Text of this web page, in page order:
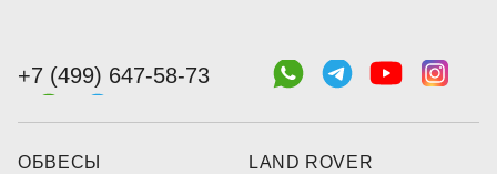
+7 (499) 647-58-73
ОБВЕСЫ LAND ROVER